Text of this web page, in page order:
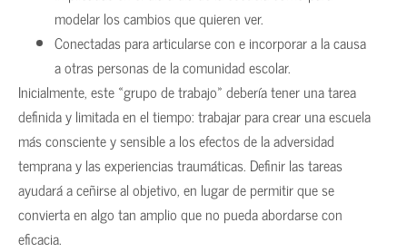
modelar los cambios que quieren ver.
Conectadas para articularse con e incorporar a la causa
a otras personas de la comunidad escolar.
Inicialmente, este «grupo de trabajo» debería tener una tarea
definida y limitada en el tiempo: trabajar para crear una escuela
más consciente y sensible a los efectos de la adversidad
temprana y las experiencias traumáticas. Definir las tareas
ayudará a ceñirse al objetivo, en lugar de permitir que se
convierta en algo tan amplio que no pueda abordarse con
eficacia.